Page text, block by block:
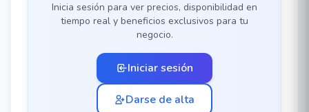
Inicia sesión para ver precios, disponibilidad en
tiempo real y beneficios exclusivos para tu
negocio.
Iniciar sesión
Darse de alta